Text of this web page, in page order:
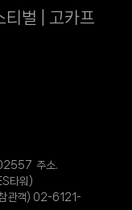
벌 | 고카프
주소.
타워)
관객) 02-6121-